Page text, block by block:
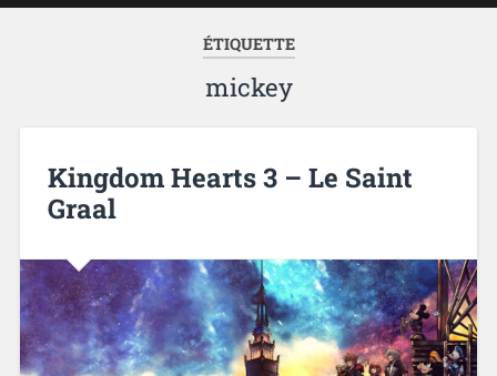
ÉTIQUETTE
mickey
Kingdom Hearts 3 – Le Saint
Graal